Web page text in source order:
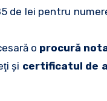
de lei pentru
o procură
şi certificatul de